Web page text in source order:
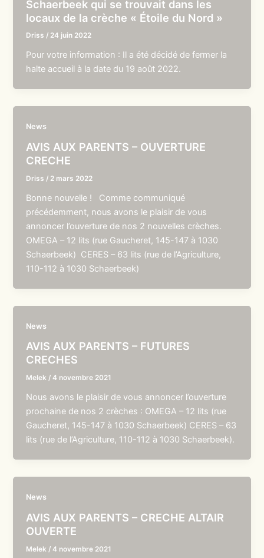
Schaerbeek qui se trouvait dans les
locaux de la crèche « Étoile du Nord »
Driss / 24 juin 2022
Pour votre information : Il a été décidé de fermer la
halte accueil à la date du 19 août 2022.
News
AVIS AUX PARENTS – OUVERTURE
CRECHE
Driss / 2 mars 2022
Bonne nouvelle ! Comme communiqué
précédemment, nous avons le plaisir de vous
annoncer l’ouverture de nos 2 nouvelles crèches.
OMEGA – 12 lits (rue Gaucheret, 145-147 à 1030
Schaerbeek) CERES – 63 lits (rue de l’Agriculture,
110-112 à 1030 Schaerbeek)
News
AVIS AUX PARENTS – FUTURES
CRECHES
Melek /4 novembre 2021
Nous avons le plaisir de vous annoncer l’ouverture
prochaine de nos 2 crèches : OMEGA – 12 lits (rue
Gaucheret, 145-147 à 1030 Schaerbeek) CERES – 63
lits (rue de l’Agriculture, 110-112 à 1030 Schaerbeek).
News
AVIS AUX PARENTS – CRECHE ALTAIR
OUVERTE
Melek /4 novembre 2021